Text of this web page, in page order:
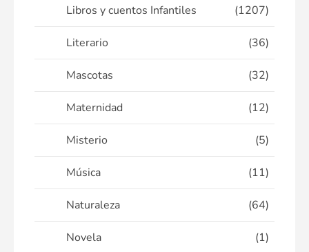
Libros y cuentos Infantiles (1207)
Literario (36)
Mascotas (32)
Maternidad (12)
Misterio (5)
Música (11)
Naturaleza (64)
Novela (1)